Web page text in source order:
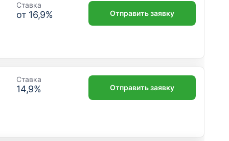
Ставка
от 16,9% Отправить заявку
Ставка
14,9% Отправить заявку